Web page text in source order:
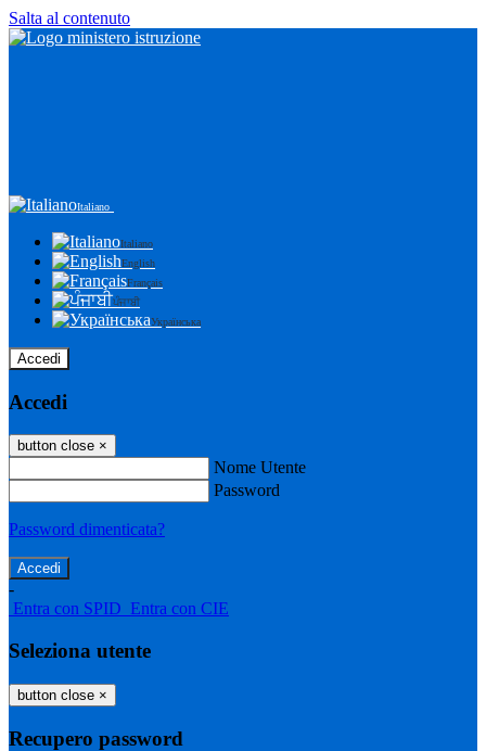
Salta al contenuto
Italiano
Italiano
English
Français
ਪੰਜਾਬੀ
Українська
Accedi
Accedi
button close ×
Nome Utente
Password
Password dimenticata?
-
Entra con SPID Entra con CIE
Seleziona utente
button close ×
Recupero password